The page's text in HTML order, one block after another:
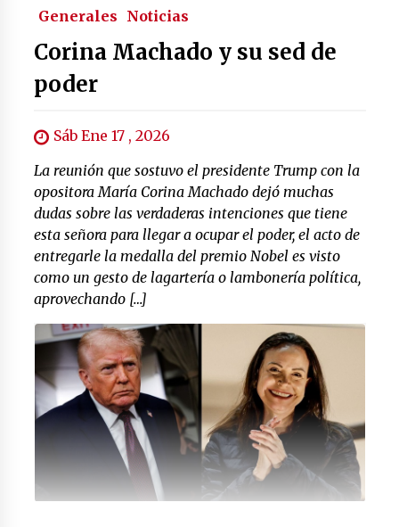
Generales Noticias
Corina Machado y su sed de
poder
Sáb Ene 17 , 2026
La reunión que sostuvo el presidente Trump con la
opositora María Corina Machado dejó muchas
dudas sobre las verdaderas intenciones que tiene
esta señora para llegar a ocupar el poder, el acto de
entregarle la medalla del premio Nobel es visto
como un gesto de lagartería o lambonería política,
aprovechando […]